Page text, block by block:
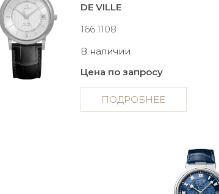
DE VILLE
166.1108
В наличии
Цена по запросу
ПОДРОБНЕЕ